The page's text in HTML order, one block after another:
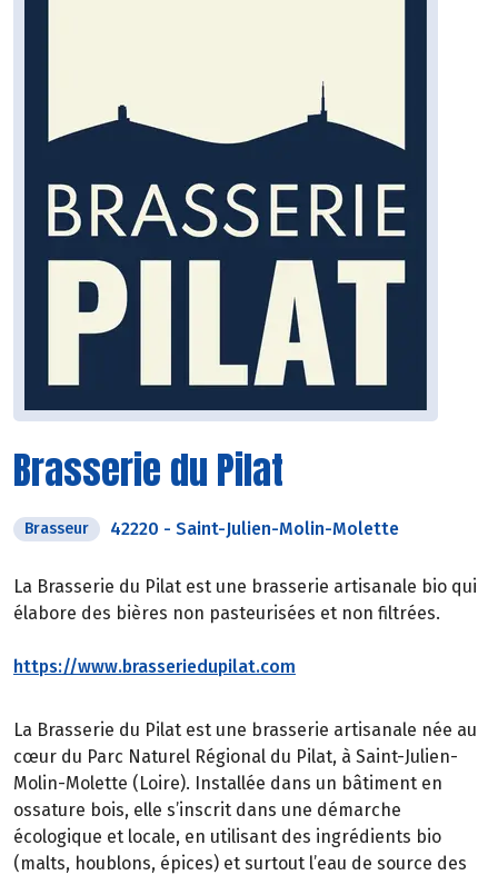
Brasserie du Pilat
Brasseur 42220 - Saint-Julien-Molin-Molette
La Brasserie du Pilat est une brasserie artisanale bio qui
élabore des bières non pasteurisées et non filtrées.
https://www.brasseriedupilat.com
La Brasserie du Pilat est une brasserie artisanale née au
cœur du Parc Naturel Régional du Pilat, à Saint-Julien-
Molin-Molette (Loire). Installée dans un bâtiment en
ossature bois, elle s’inscrit dans une démarche
écologique et locale, en utilisant des ingrédients bio
(malts, houblons, épices) et surtout l’eau de source des